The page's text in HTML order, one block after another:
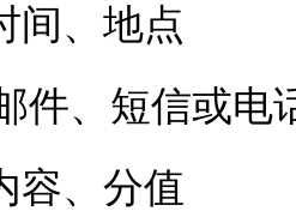
、地点
、短信或电
、分值